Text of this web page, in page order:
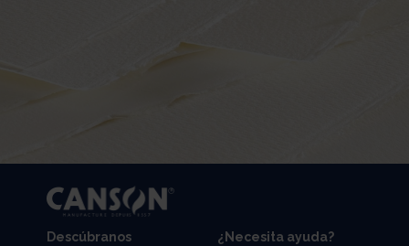
Descúbranos ¿Necesita ayuda?